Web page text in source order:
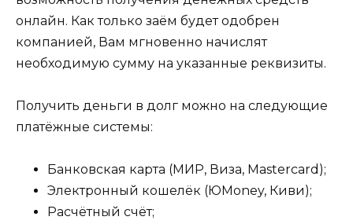
онлайн. Как только заём будет одобрен
компанией, Вам мгновенно начислят
необходимую сумму на указанные реквизиты.
Получить деньги в долг можно на следующие
платёжные системы:
Банковская карта (МИР, Виза, Mastercard);
Электронный кошелёк (ЮMoney, Киви);
Расчётный счёт;